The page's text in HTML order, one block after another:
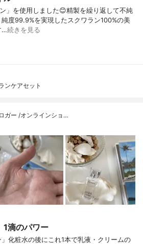
」を使用しました😊精製を繰り返して不純
度99.9%を実現したスクワラン100%の美
…続きを見る
ンケアセット
ガー /オンラインショ…
1滴のパワー
化粧水の後にこれ1本で乳液・クリームの